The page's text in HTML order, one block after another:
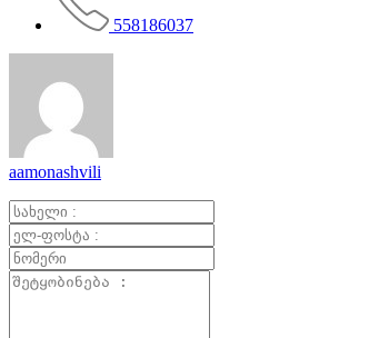
558186037
aamonashvili